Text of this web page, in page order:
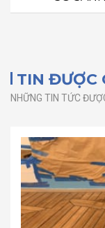
sao
TIN ĐƯỢC
NHỮNG TIN TỨC